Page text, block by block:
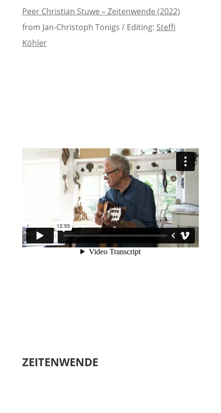
Peer Christian Stuwe – Zeitenwende (2022)
from Jan-Christoph Tonigs / Editing: Steffi
Köhler
ZEITENWENDE